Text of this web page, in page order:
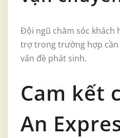
Đội ngũ chăm sóc khách
trợ trong trường hợp cần
vấn đề phát sinh.
Cam kết
An